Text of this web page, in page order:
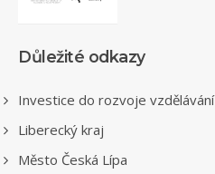
Důležité odkazy
Investice do rozvoje vzdělávání
Liberecký kraj
Město Česká Lípa